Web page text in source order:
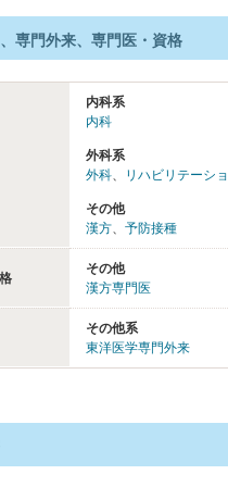
専門外来、専門医・資格
内科系
内科
外科系
外科、 リハビリテーシ
その他
漢方、 予防接種
その他
漢方専門医
その他系
東洋医学専門外来